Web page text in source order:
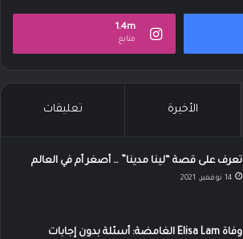
1.4m
متابع
الأخيرة تعليقات
تعرف على قصة “لينا مدينا” … أصغر أم في العالم
14 نوفمبر، 2021
وفاة Elisa Lam الغامضة: أسئلة بدون إجابات